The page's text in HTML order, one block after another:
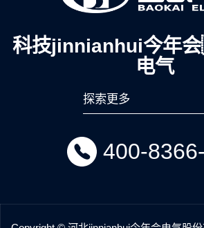
科技jinnianhui今年
电气
探索更多
400-